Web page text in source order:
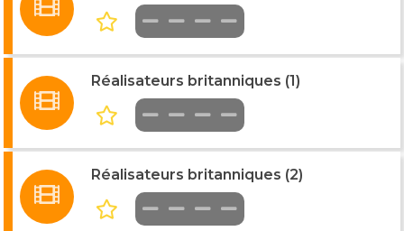
Réalisateurs britanniques (1)
Réalisateurs britanniques (2)